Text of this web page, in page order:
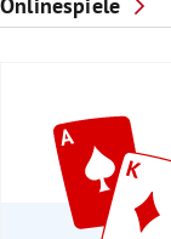
Onlinespiele